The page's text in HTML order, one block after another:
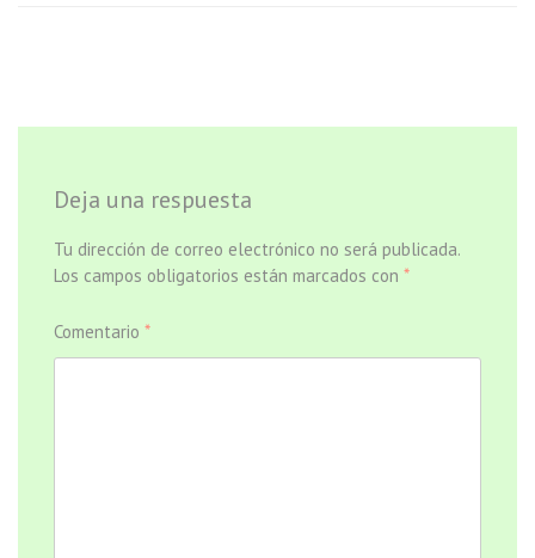
Deja una respuesta
Tu dirección de correo electrónico no será publicada.
Los campos obligatorios están marcados con *
Comentario *